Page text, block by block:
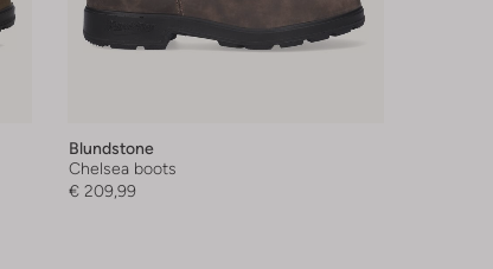
Blundstone
Chelsea boots
€ 209,99